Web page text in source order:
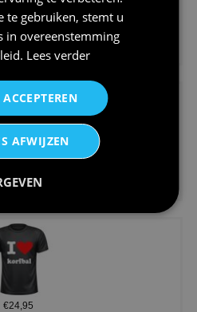
€24,95
shirt heren v-hals ...
wit blauw st...
€24,95
te gebruiken, stemt u
in overeenstemming
. Lees verder
AFWIJZEN